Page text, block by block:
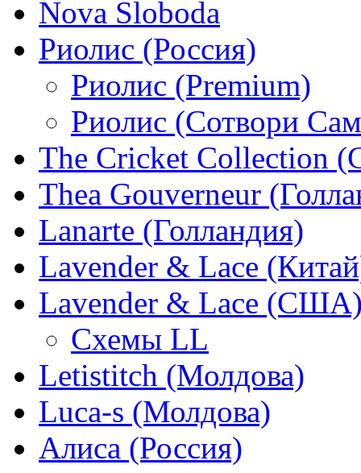
Nova Sloboda
Риолис (Россия)
Риолис (Premium)
Риолис (Сотвори
The Cricket Collection
Thea Gouverneur
Lanarte (Голландия)
Lavender & Lace
Lavender & Lace
Схемы LL
Letistitch (Молдова)
Luca-s (Молдова)
Алиса (Россия)